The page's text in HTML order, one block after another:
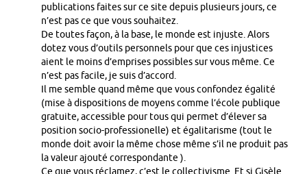
publications faites sur ce site depuis plusieurs jours, ce
n’est pas ce que vous souhaitez.
De toutes façon, à la base, le monde est injuste. Alors
dotez vous d’outils personnels pour que ces injustices
aient le moins d’emprises possibles sur vous même. Ce
n’est pas facile, je suis d’accord.
Il me semble quand même que vous confondez égalité
(mise à dispositions de moyens comme l’école publique
gratuite, accessible pour tous qui permet d’élever sa
position socio-professionelle) et égalitarisme (tout le
monde doit avoir la même chose même s’il ne produit pas
la valeur ajouté correspondante ).
Ce que vous réclamez, c’est le collectivisme. Et si Gisèle